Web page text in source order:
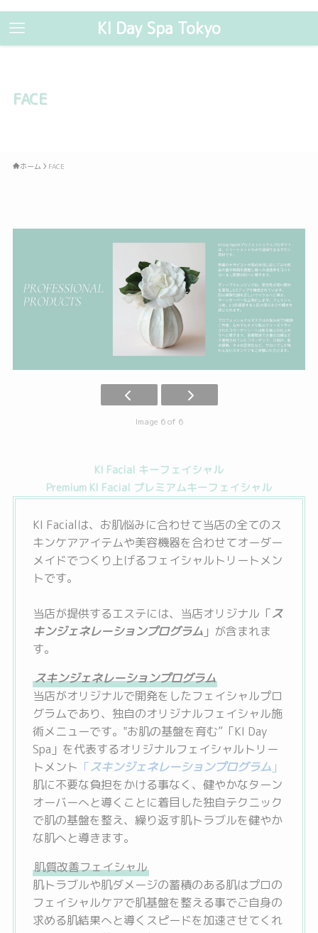
KI Day Spa Tokyo
FACE
ホーム FACE
Image 6 of 6
KI Facial ​キーフェイシャル
Premium KI Facial プレミアムキーフェイシャル
KI Facialは、お肌悩みに合わせて当店の全てのス
キンケアアイテムや美容機器を合わせてオーダー
メイドでつくり上げるフェイシャルトリートメン
トです。
当店が提供するエステには、当店オリジナル「ス
キンジェネレーションプログラム 」が含まれま
す。
スキンジェネレーションプログラム
当店がオリジナルで開発をしたフェイシャルプロ
グラムであり、独自のオリジナルフェイシャル施
術メニューです。‟お肌の基盤を育む”「KI Day
Spa」を代表するオリジナルフェイシャルトリー
トメント 「スキンジェネレーションプログラム 」
肌に不要な負担をかける事なく、健やかなターン
オーバーへと導くことに着目した独自テクニック
で肌の基盤を整え、繰り返す肌トラブルを健やか
な肌へと導きます。
肌質改善フェイシャル
肌トラブルや肌ダメージの蓄積のある肌はプロの
フェイシャルケアで肌基盤を整える事でご自身の
求める肌結果へと導くスピードを加速させてくれ